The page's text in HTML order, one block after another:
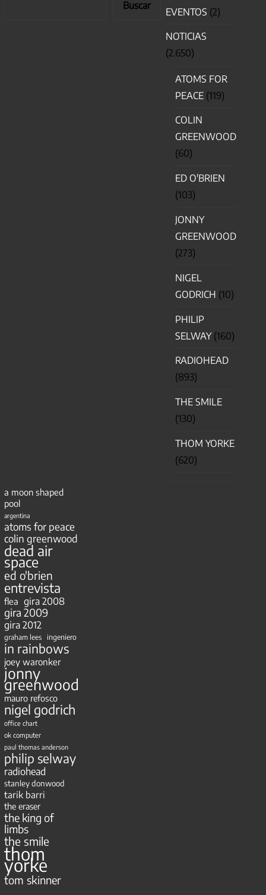
Buscar
EVENTOS (2)
NOTICIAS
(2.650)
ATOMS FOR
PEACE (119)
COLIN
GREENWOOD
(60)
ED O'BRIEN
(103)
JONNY
GREENWOOD
(273)
NIGEL
GODRICH (10)
PHILIP
SELWAY(160)
RADIOHEAD
(893)
THE SMILE
(130)
THOM YORKE
(620)
a moon shaped
pool
argentina
atoms for peace
colin greenwood
dead air
space
ed o'brien
entrevista
flea gira 2008
gira 2009
gira 2012
graham lees ingeniero
in rainbows
joey waronker
jonny
greenwood
mauro refosco
nigel godrich
office chart
ok computer
paul thomas anderson
philip selway
radiohead
stanley donwood
tarik barri
the eraser
the king of
limbs
the smile
thom
yorke
tom skinner